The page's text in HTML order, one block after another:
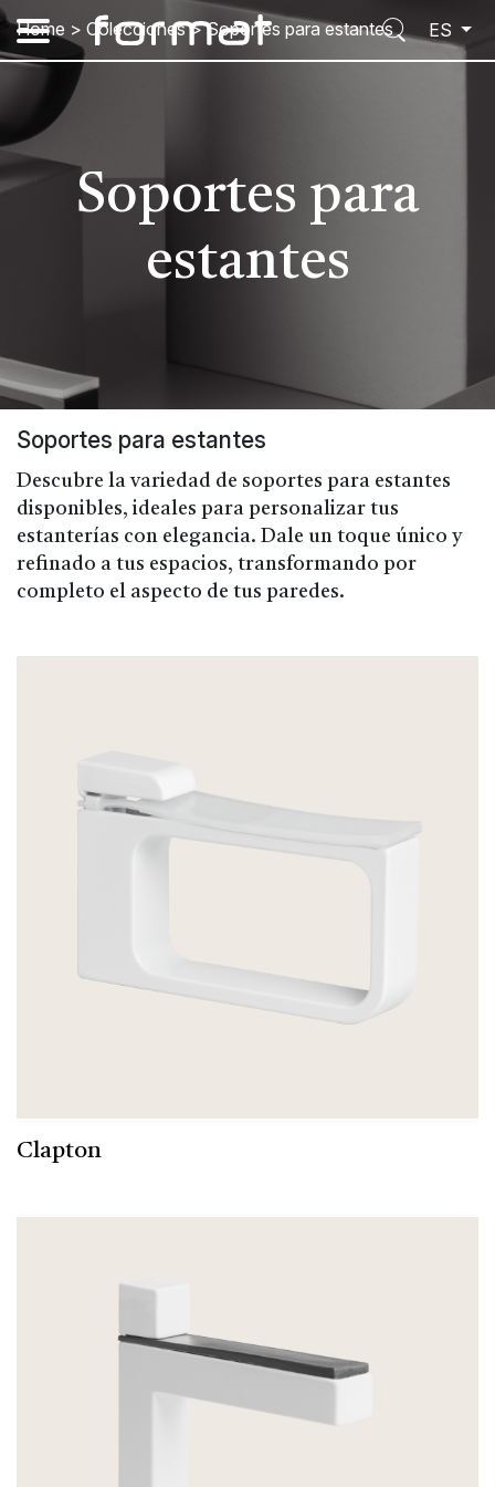
ES
Home > Colecciones >Soportes para estantes
Soportes para
estantes
Soportes para estantes
Descubre la variedad de soportes para estantes
disponibles, ideales para personalizar tus
estanterías con elegancia. Dale un toque único y
refinado a tus espacios, transformando por
completo el aspecto de tus paredes.
Clapton